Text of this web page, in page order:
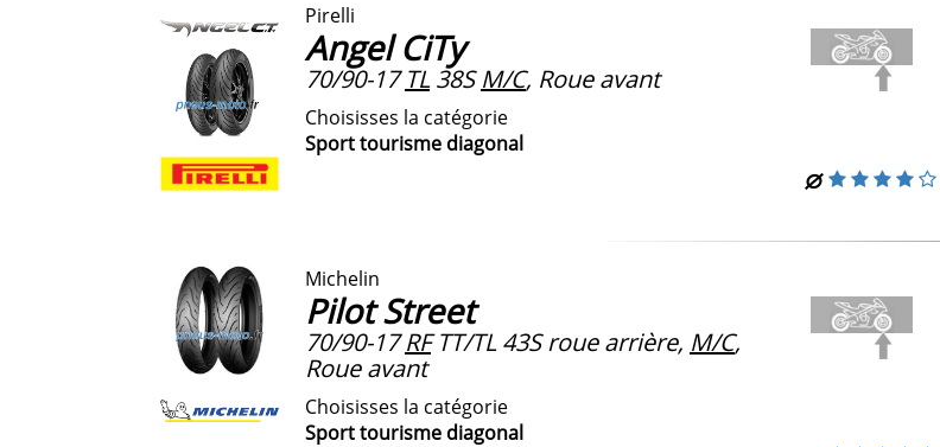
Pirelli
Angel CiTy
70/90-17 TL38S M/C, Roue avant
Choisisses la catégorie
Sport tourisme diagonal
Michelin
Pilot Street
70/90-17 RFTT/TL 43S roue arrière, M/C,
Roue avant
Choisisses la catégorie
Sport tourisme diagonal